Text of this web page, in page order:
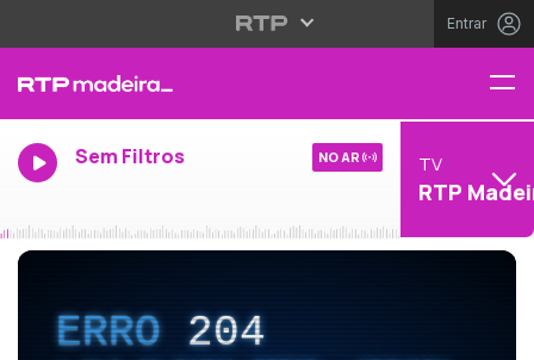
Entrar
Sem Filtros NO AR TV
RTP
ERRO204